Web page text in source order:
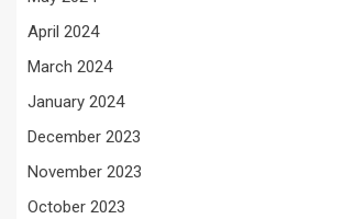
April 2024
March 2024
January 2024
December 2023
November 2023
October 2023